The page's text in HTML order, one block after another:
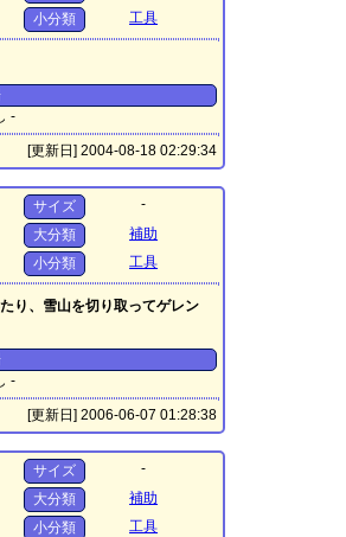
小分類
工具
-
[更新日] 2004-08-18 02:29:34
サイズ
-
大分類
補助
小分類
工具
り、雪山を切り取ってゲレン
-
[更新日] 2006-06-07 01:28:38
サイズ
-
大分類
補助
小分類
工具